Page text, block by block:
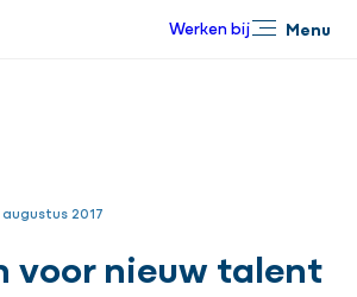
Werken bij Menu
2017
voor nieuw talent
Sluiten